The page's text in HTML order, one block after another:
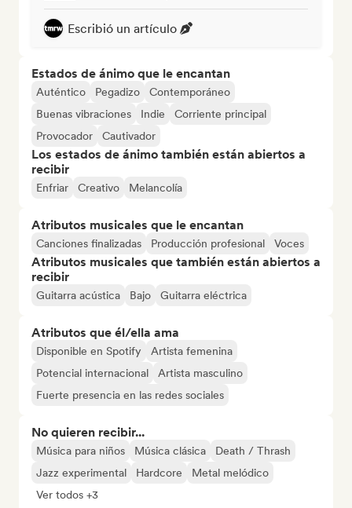
Escribió un artículo
Estados de ánimo que le encantan
Auténtico Pegadizo
Contemporáneo
Buenas vibraciones
Indie
Corriente principal
Provocador
Cautivador
Los estados de ánimo también están abiertos a
recibir
Enfriar Creativo Melancolía
Atributos musicales que le encantan
Canciones finalizadas Producción profesional Voces
Atributos musicales que también están abiertos a
recibir
Guitarra acústica Bajo Guitarra eléctrica
Atributos que él/ella ama
Disponible en Spotify
Artista femenina
Potencial internacional
Artista masculino
Fuerte presencia en las redes sociales
No quieren recibir...
Música para niños Música clásica
Death / Thrash
Jazz experimental
Hardcore
Metal melódico
Ver todos +3